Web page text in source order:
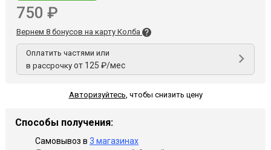
750 ₽
Вернем 8 бонусов на карту Колба
Оплатить частями или
в рассрочку от 125 ₽/мес
Авторизуйтесь, чтобы снизить цену
Способы получения:
Самовывоз в 3 магазинах